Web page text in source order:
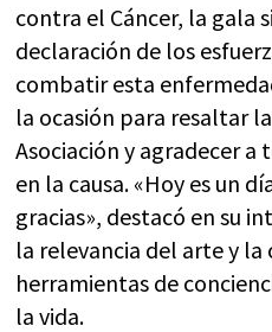
contra el Cáncer, la gala
declaración de los
combatir esta
la ocasión para resaltar
Asociación y agradecer
en la causa. «Hoy es un
gracias», destacó en su
la relevancia del arte y
herramientas de
la vida.